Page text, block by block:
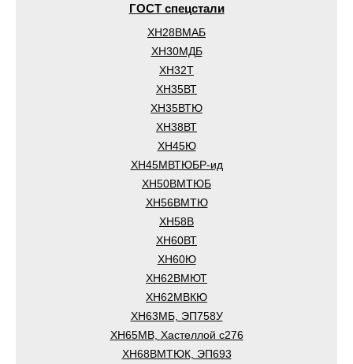
ГОСТ спецстали
ХН28ВМАБ
ХН30МДБ
ХН32Т
ХН35ВТ
ХН35ВТЮ
ХН38ВТ
ХН45Ю
ХН45МВТЮБР-ид
ХН50ВМТЮБ
ХН56ВМТЮ
ХН58В
ХН60ВТ
ХН60Ю
ХН62ВМЮТ
ХН62МВКЮ
ХН63МБ, ЭП758У
ХН65МВ, Хастеллой c276
ХН68ВМТЮК, ЭП693